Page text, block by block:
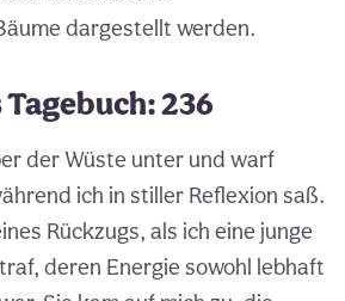
dargestellt werden.
Tagebuch: 236
der Wüste unter und warf
ich in stiller Reflexion saß.
Rückzugs, als ich eine junge
deren Energie sowohl lebhaft